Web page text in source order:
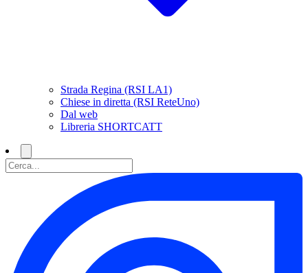
Strada Regina (RSI LA1)
Chiese in diretta (RSI ReteUno)
Dal web
Libreria SHORTCATT